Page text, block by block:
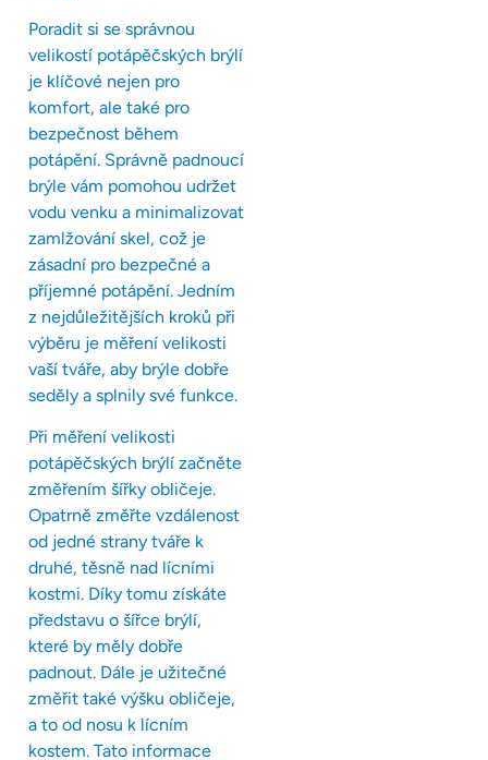
Poradit si se správnou
velikostí potápěčských brýlí
je klíčové nejen pro
komfort, ale také pro
bezpečnost během
potápění. Správně padnoucí
brýle vám pomohou udržet
vodu venku a minimalizovat
zamlžování skel, což je
zásadní pro bezpečné a
příjemné potápění. Jedním
z nejdůležitějších kroků při
výběru je měření velikosti
vaší tváře, aby brýle dobře
seděly a splnily své funkce.
Při měření velikosti
potápěčských brýlí začněte
změřením šířky obličeje.
Opatrně změřte vzdálenost
od jedné strany tváře k
druhé, těsně nad lícními
kostmi. Díky tomu získáte
představu o šířce brýlí,
které by měly dobře
padnout. Dále je užitečné
změřit také výšku obličeje,
a to od nosu k lícním
kostem. Tato informace